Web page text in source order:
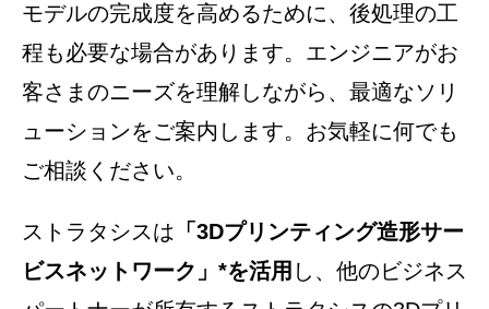
モデルの完成度を高めるために、後処理の工
程も必要な場合があります。エンジニアがお
客さまのニーズを理解しながら、最適なソリ
ューションをご案内します。お気軽に何でも
ご相談ください。
ストラタシスは 「3Dプリンティング造形サー
ビスネットワーク」*を活用 し、他のビジネス